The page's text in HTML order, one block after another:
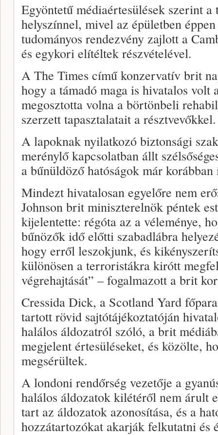
Egyöntetű médiaértesülések szerint a
helyszínnel, mivel az épületben
tudományos rendezvény zajlott a
és egykori elítéltek részvételével.
A The Times című konzervatív brit
hogy a támadó maga is hivatalos volt
megosztotta volna a börtönbeli
szerzett tapasztalatait a résztvevőkkel.
A lapoknak nyilatkozó biztonsági
merénylő kapcsolatban állt
a bűnüldöző hatóságok már
Mindezt hivatalosan egyelőre nem
Johnson brit miniszterelnök péntek
kijelentette: régóta az a véleménye,
bűnözők idő előtti szabadlábra
hogy erről leszokjunk, és
különösen a terroristákra kirótt
végrehajtását” – fogalmazott a brit
Cressida Dick, a Scotland Yard
tartott rövid sajtótájékoztatóján
halálos áldozatról szóló, a brit
megjelent értesüléseket, és közölte,
megsérültek.
A londoni rendőrség vezetője a
halálos áldozatok kilétéről nem árult
tart az áldozatok azonosítása, és a
hozzátartozókat akarják felkutatni és